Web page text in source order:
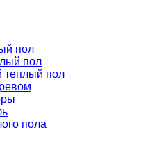
пол
пол
теплый пол
пола